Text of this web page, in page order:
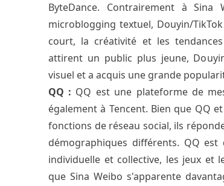
ByteDance. Contrairement à
microblogging textuel, Douyin/
court, la créativité et les
attirent un public plus jeune,
visuel et a acquis une grande
QQ : QQ est une plateforme de
également à Tencent. Bien que QQ
fonctions de réseau social, ils
démographiques différents. QQ
individuelle et collective, les jeux et
que Sina Weibo s'apparente